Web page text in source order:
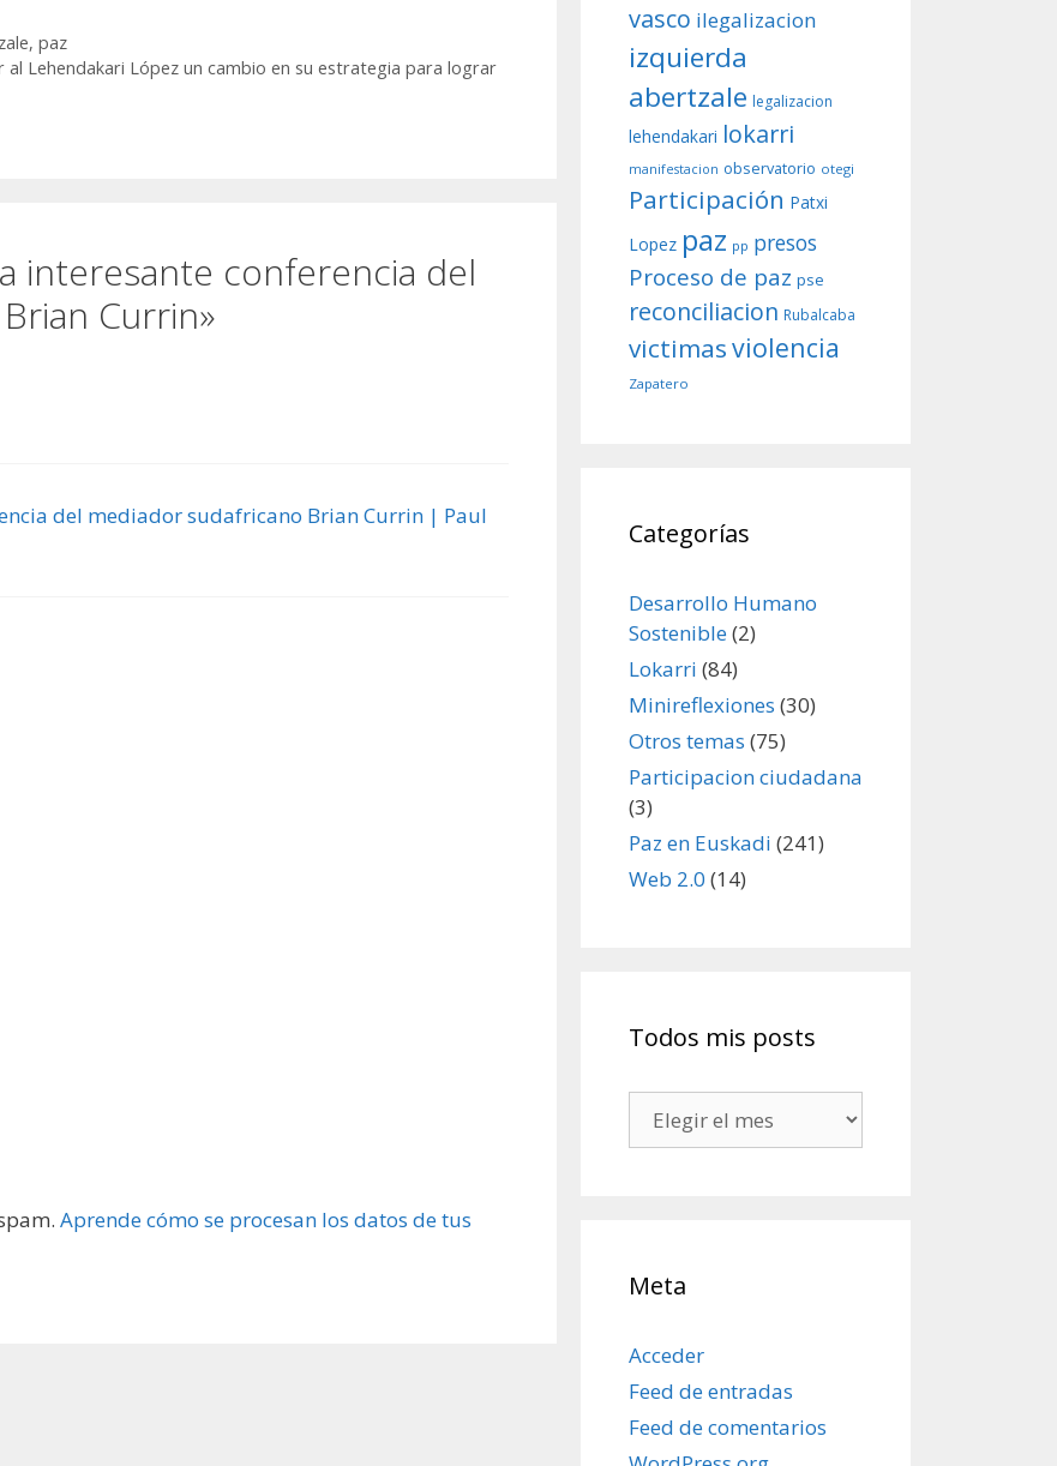
, paz
Lehendakari López un cambio en su estrategia para lograr
interesante conferencia del
Currin»
del mediador sudafricano Brian Currin | Paul
Aprende cómo se procesan los datos de tus
vasco ilegalizacion
izquierda
abertzale legalizacion
lehendakari lokarri
manifestacion observatorio otegi
Participación Patxi
Lopez paz pp presos
Proceso de paz pse
reconciliacion Rubalcaba
victimasviolencia
Zapatero
Categorías
Desarrollo Humano
Sostenible(2)
Lokarri (84)
Minireflexiones (30)
Otros temas (75)
Participacion ciudadana
(3)
Paz en Euskadi (241)
Web 2.0 (14)
Todos mis posts
mis
Meta
Acceder
Feed de entradas
Feed de comentarios